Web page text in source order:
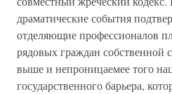
драматические события
отделяющие профессионалов
рядовых граждан собственной
выше и непроницаемее того
государственного барьера,